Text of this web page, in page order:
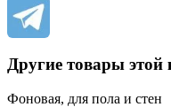
Другие товары этой
Фоновая, для пола и стен